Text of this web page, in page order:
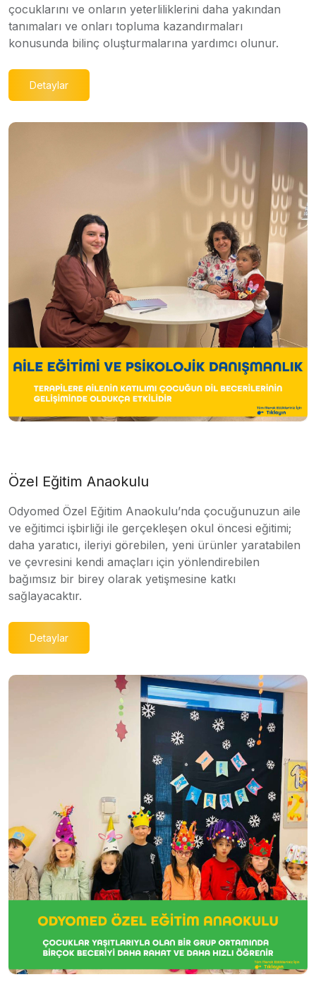
çocuklarını ve onların yeterliliklerini daha yakından
tanımaları ve onları topluma kazandırmaları
konusunda bilinç oluşturmalarına yardımcı olunur.
Detaylar
Özel Eğitim Anaokulu
Odyomed Özel Eğitim Anaokulu’nda çocuğunuzun aile
ve eğitimci işbirliği ile gerçekleşen okul öncesi eğitimi;
daha yaratıcı, ileriyi görebilen, yeni ürünler yaratabilen
ve çevresini kendi amaçları için yönlendirebilen
bağımsız bir birey olarak yetişmesine katkı
sağlayacaktır.
Detaylar